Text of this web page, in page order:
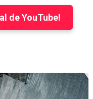
de YouTube!